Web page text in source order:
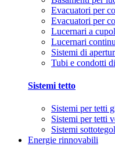
Evacuatori per
Evacuatori per
Lucernari a
Lucernari
Sistemi di
Tubi e condotti
Sistemi tetto
Sistemi per tetti
Sistemi per tetti
Sistemi
Energie rinnovabili